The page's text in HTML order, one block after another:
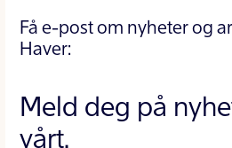
Få e-post om nyheter og
Haver:
Meld deg på
vårt.